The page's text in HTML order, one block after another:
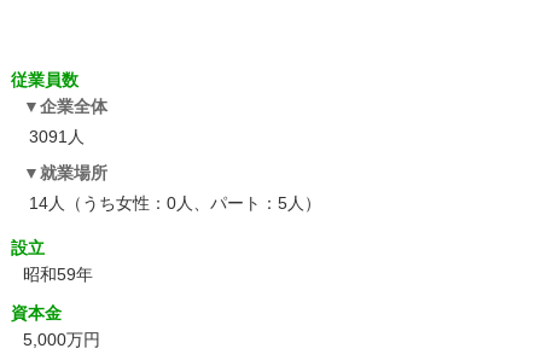
従業員数
企業全体
3091人
就業場所
14人（うち女性：0人、パート：5人）
設立
昭和59年
資本金
5,000万円